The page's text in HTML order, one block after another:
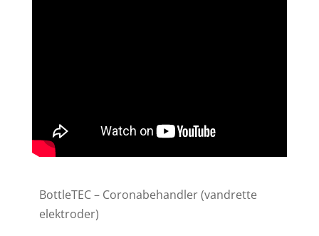
BottleTEC – Coronabehandler (vandrette
elektroder)